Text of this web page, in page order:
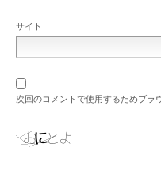
サイト
次回のコメントで使用するためブラ